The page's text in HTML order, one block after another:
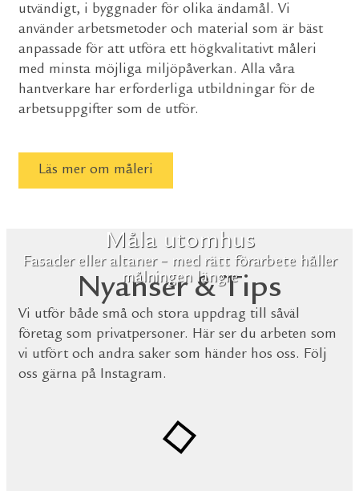
Måla utomhus
Fasader eller altaner – med rätt förarbete håller
målningen längre
utvändigt, i byggnader för olika ändamål. Vi
använder arbetsmetoder och material som är bäst
anpassade för att utföra ett högkvalitativt måleri
med minsta möjliga miljöpåverkan. Alla våra
hantverkare har erforderliga utbildningar för de
arbetsuppgifter som de utför.
Läs mer om måleri
Nyanser & Tips
Vi utför både små och stora uppdrag till såväl
företag som privatpersoner. Här ser du arbeten som
vi utfört och andra saker som händer hos oss. Följ
oss gärna på Instagram.